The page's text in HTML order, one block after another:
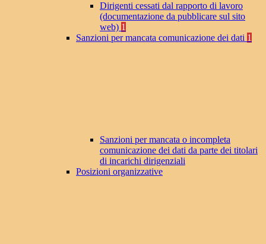
Dirigenti cessati dal rapporto di lavoro
(documentazione da pubblicare sul sito
web) 1
Sanzioni per mancata comunicazione dei dati 1
Sanzioni per mancata o incompleta
comunicazione dei dati da parte dei titolari
di incarichi dirigenziali
Posizioni organizzative